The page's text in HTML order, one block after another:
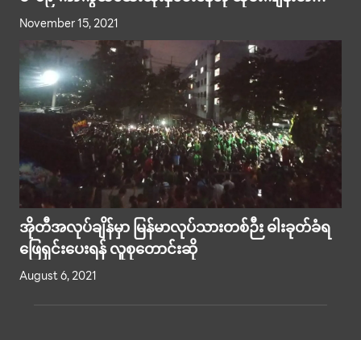
အတွင်းဝန် ဆို
November 15, 2021
အိုတီအလုပ်ချိန်မှာ မြန်မာလုပ်သားတစ်ဉီး ဓါးခုတ်ခံရ
ဖြေရှင်းပေးရန် လူစုတောင်းဆို
August 6, 2021